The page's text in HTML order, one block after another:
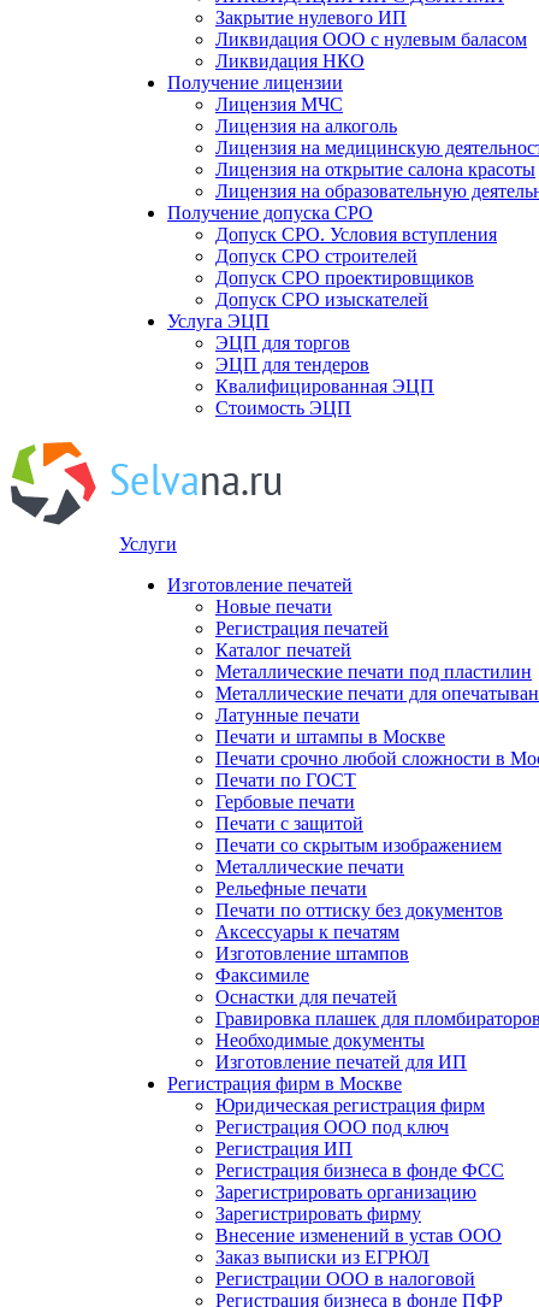
Закрытие нулевого ИП
Ликвидация ООО с нулевым баласом
Ликвидация НКО
Получение лицензии
Лицензия МЧС
Лицензия на алкоголь
Лицензия на медицинскую
Лицензия на открытие салона красоты
Лицензия на образовательную
Получение допуска СРО
Допуск СРО. Условия вступления
Допуск СРО строителей
Допуск СРО проектировщиков
Допуск СРО изыскателей
Услуга ЭЦП
ЭЦП для торгов
ЭЦП для тендеров
Квалифицированная ЭЦП
Стоимость ЭЦП
Услуги
Изготовление печатей
Новые печати
Регистрация печатей
Каталог печатей
Металлические печати под пластилин
Металлические печати для
Латунные печати
Печати и штампы в Москве
Печати срочно любой сложности в
Печати по ГОСТ
Гербовые печати
Печати с защитой
Печати со скрытым изображением
Металлические печати
Рельефные печати
Печати по оттиску без документов
Аксессуары к печатям
Изготовление штампов
Факсимиле
Оснастки для печатей
Гравировка плашек для пломбираторов
Необходимые документы
Изготовление печатей для ИП
Регистрация фирм в Москве
Юридическая регистрация фирм
Регистрация ООО под ключ
Регистрация ИП
Регистрация бизнеса в фонде ФСС
Зарегистрировать организацию
Зарегистрировать фирму
Внесение изменений в устав ООО
Заказ выписки из ЕГРЮЛ
Регистрации ООО в налоговой
Регистрация бизнеса в фонде ПФР